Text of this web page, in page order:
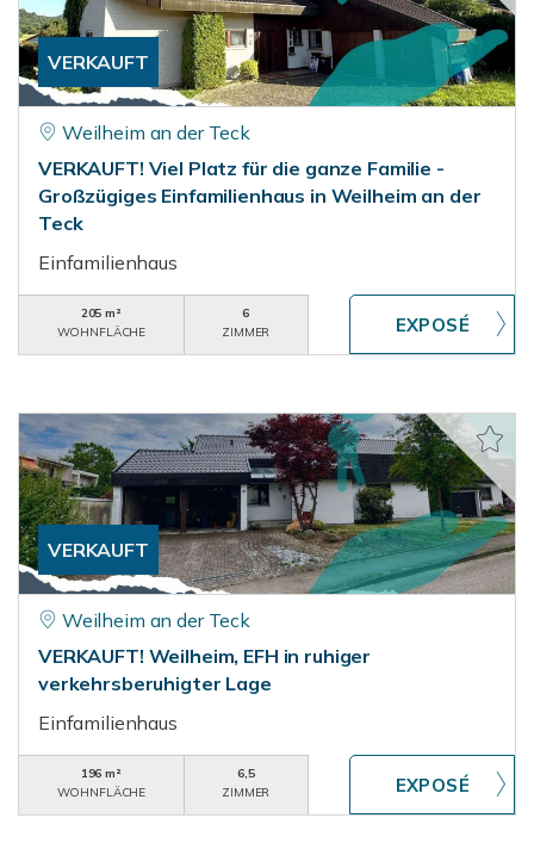
VERKAUFT
Weilheim an der Teck
VERKAUFT! Viel Platz für die ganze Familie -
Großzügiges Einfamilienhaus in Weilheim an der
Teck
Einfamilienhaus
205 m²
WOHNFLÄCHE
6
ZIMMER
VERKAUFT
Weilheim an der Teck
VERKAUFT! Weilheim, EFH in ruhiger
verkehrsberuhigter Lage
Einfamilienhaus
196 m²
WOHNFLÄCHE
6,5
ZIMMER